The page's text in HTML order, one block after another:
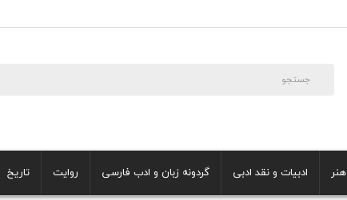
هنر ادبیات و نقد ادبی گردونه زبان و ادب فارسی روایت تاریخ